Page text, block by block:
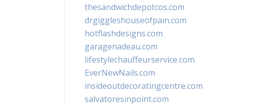
thesandwichdepotcos.com
drgiggleshouseofpain.com
hotflashdesigns.com
garagenadeau.com
lifestylechauffeurservice.com
EverNewNails.com
insideoutdecoratingcentre.com
salvatoresinpoint.com